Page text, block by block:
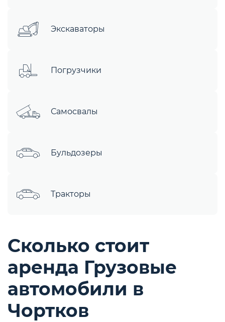
Экскаваторы
Погрузчики
Самосвалы
Бульдозеры
Тракторы
Сколько стоит
аренда Грузовые
автомобили в
Чортков